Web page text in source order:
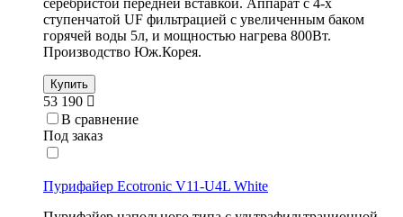
серебристой передней вставкой. Аппарат с 4-х
ступенчатой UF фильтрацией с увеличенным баком
горячей воды 5л, и мощностью нагрева 800Вт.
Производство Юж.Корея.
Купить
53 190
В сравнение
Под заказ
Пурифайер Ecotronic V11-U4L White